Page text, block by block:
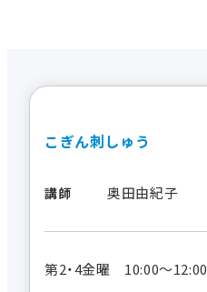
こぎん刺しゅう
講師 奥田由紀子
第2・4金曜 10:00～12:00